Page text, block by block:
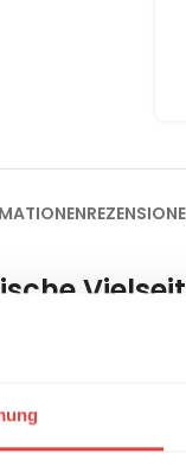
im
einfügt. Dieser
sind.